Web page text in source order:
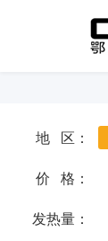
地 区：
价 格：
发热量：